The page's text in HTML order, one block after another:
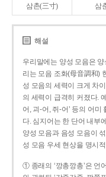
삼촌(三寸) 삼
해설
우리말에는 양성 모음은
리는 모음 조화(母音調和)
성 모음의 세력이 크게 차
의 세력이 급격히 커졌다.
어, 괴-어, 쥐-어’ 등의 어
다. 심지어는 한 단어 내부
양성 모음과 음성 모음이
성 모음 우세 현상을 명시
① 종래의 ‘깡총깡총’은 언